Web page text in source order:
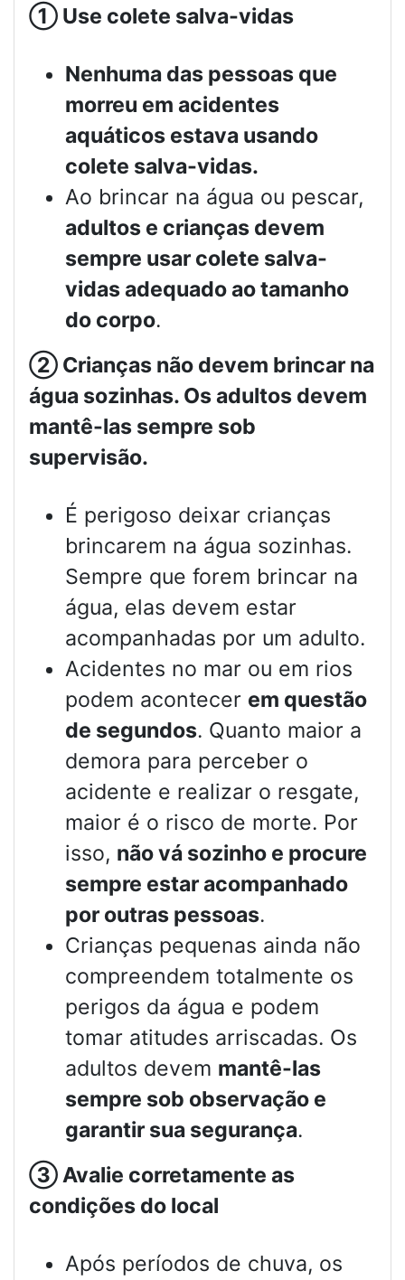
① Use colete salva-vidas
Nenhuma das pessoas que
morreu em acidentes
aquáticos estava usando
colete salva-vidas.
Ao brincar na água ou pescar,
adultos e crianças devem
sempre usar colete salva-
vidas adequado ao tamanho
do corpo.
② Crianças não devem brincar na
água sozinhas. Os adultos devem
mantê-las sempre sob
supervisão.
É perigoso deixar crianças
brincarem na água sozinhas.
Sempre que forem brincar na
água, elas devem estar
acompanhadas por um adulto.
Acidentes no mar ou em rios
podem acontecer em questão
de segundos. Quanto maior a
demora para perceber o
acidente e realizar o resgate,
maior é o risco de morte. Por
isso, não vá sozinho e procure
sempre estar acompanhado
por outras pessoas.
Crianças pequenas ainda não
compreendem totalmente os
perigos da água e podem
tomar atitudes arriscadas. Os
adultos devem mantê-las
sempre sob observação e
garantir sua segurança.
③Avalie corretamente as
condições do local
Após períodos de chuva, os